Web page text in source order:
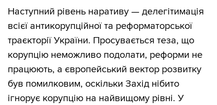
Наступний рівень наративу — делегітимація
всієї антикорупційної та реформаторської
траєкторії України. Просувається теза, що
корупцію неможливо подолати, реформи не
працюють, а європейський вектор розвитку
був помилковим, оскільки Захід нібито
ігнорує корупцію на найвищому рівні. У